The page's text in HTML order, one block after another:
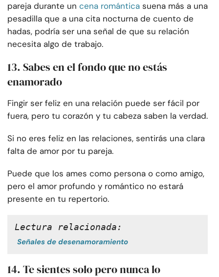
pareja durante un cena romántica suena más a una
pesadilla que a una cita nocturna de cuento de
hadas, podría ser una señal de que su relación
necesita algo de trabajo.
13. Sabes en el fondo que no estás
enamorado
Fingir ser feliz en una relación puede ser fácil por
fuera, pero tu corazón y tu cabeza saben la verdad.
Si no eres feliz en las relaciones, sentirás una clara
falta de amor por tu pareja.
Puede que los ames como persona o como amigo,
pero el amor profundo y romántico no estará
presente en tu repertorio.
Lectura relacionada:
Señales de desenamoramiento
14. Te sientes solo pero nunca lo